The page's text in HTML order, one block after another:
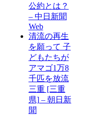
公約とは？
– 中日新聞
Web
清流の再生
を願って 子
どもたちが
アマゴ1万8
千匹を放流
三重 [三重
県] – 朝日新
聞